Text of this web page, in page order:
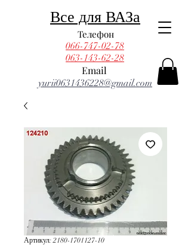
Email
Телефон
yurii0631436228@gmail.com
066-747-02-78
Все для ВАЗа
063-143-62-28
Артикул: 2180-1701127-10